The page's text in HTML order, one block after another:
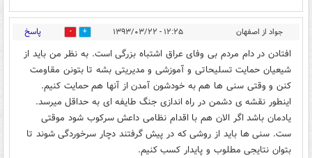
جواد از اصفهان ۱۲:۲۵ - ۱۳۹۳/۰۳/۲۲ 0 پاسخ
افتادن در دام مردم بی وفای عراق اشتباه بزرگی است. به نظر من باید از
شیعیان حمایت تسلیحاتی و آموزشی و مدیریتی بشه تا بتونن مقاومت
کنن و وقتی سنی ها هم به خودشون آمدن از آنها هم حمایت کنیم.
اینطور نقشه ی دشمن در راه اندازی جنگ طایفه ای به حداقل میرسد.
یادمان باشد اگر الان هم با اقدام نظامی داعش سرکوب شود موقتی
ست. سنی ها باید از روشی که در پیش گرفتند دچار سرخوردگی شوند تا
بتوان نتایجی مطلوب و پایدار کسب کنیم.